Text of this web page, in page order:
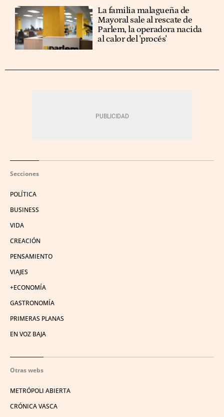
La familia malagueña de
Mayoral sale al rescate de
Parlem, la operadora nacida
al calor del 'procés'
Secciones
POLÍTICA
BUSINESS
VIDA
CREACIÓN
PENSAMIENTO
VIAJES
+ECONOMÍA
GASTRONOMÍA
PRIMERAS PLANAS
EN VOZ BAJA
Otras webs
METRÓPOLI ABIERTA
CRÓNICA VASCA